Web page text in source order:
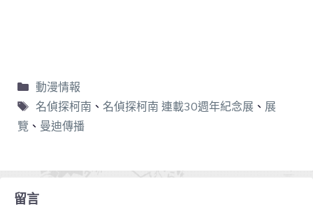
動漫情報
名偵探柯南 、 名偵探柯南 連載30週年紀念展、 展
覽 、 曼迪傳播
留言